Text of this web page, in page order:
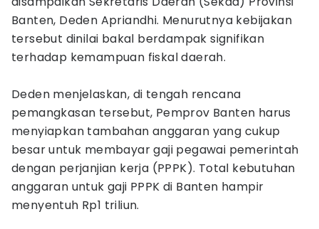
Banten, Deden Apriandhi. Menurutnya kebijakan
tersebut dinilai bakal berdampak signifikan
terhadap kemampuan fiskal daerah.
Deden menjelaskan, di tengah rencana
pemangkasan tersebut, Pemprov Banten harus
menyiapkan tambahan anggaran yang cukup
besar untuk membayar gaji pegawai pemerintah
dengan perjanjian kerja (PPPK). Total kebutuhan
anggaran untuk gaji PPPK di Banten hampir
menyentuh Rp1 triliun.